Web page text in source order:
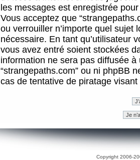
les messages est enregistrée
Vous acceptez que
ou verrouiller n’importe quel sujet
nécessaire. En tant qu’utilisateur
vous avez entré soient stockées
information ne sera pas diffusée
“strangepaths.com” ou ni phpBB
cas de tentative de piratage
Copyright 2006-